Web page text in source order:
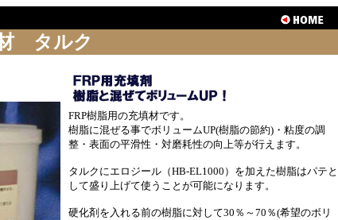
タルク
FRP樹脂用の充填材です。
樹脂に混ぜる事でボリュームUP(樹脂の節約)・粘度の調
整・表面の平滑性・対磨耗性の向上等が行えます。
タルクにエロジール（HB-EL1000）を加えた樹脂はパテと
して盛り上げて使うことが可能になります。
硬化剤を入れる前の樹脂に対して30％～70％(希望のボリ